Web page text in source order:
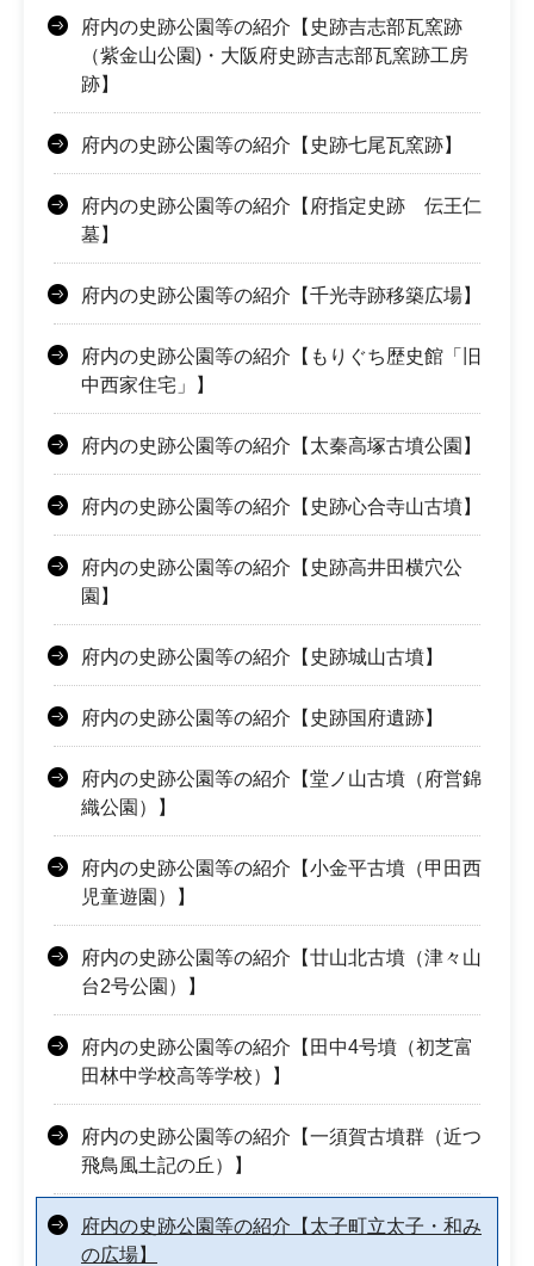
府内の史跡公園等の紹介【史跡吉志部瓦窯跡
（紫金山公園)・大阪府史跡吉志部瓦窯跡工房
跡】
府内の史跡公園等の紹介【史跡七尾瓦窯跡】
府内の史跡公園等の紹介【府指定史跡 伝王仁
墓】
府内の史跡公園等の紹介【千光寺跡移築広場】
府内の史跡公園等の紹介【もりぐち歴史館「旧
中西家住宅」】
府内の史跡公園等の紹介【太秦高塚古墳公園】
府内の史跡公園等の紹介【史跡心合寺山古墳】
府内の史跡公園等の紹介【史跡高井田横穴公
園】
府内の史跡公園等の紹介【史跡城山古墳】
府内の史跡公園等の紹介【史跡国府遺跡】
府内の史跡公園等の紹介【堂ノ山古墳（府営錦
織公園）】
府内の史跡公園等の紹介【小金平古墳（甲田西
児童遊園）】
府内の史跡公園等の紹介【廿山北古墳（津々山
台2号公園）】
府内の史跡公園等の紹介【田中4号墳（初芝富
田林中学校高等学校）】
府内の史跡公園等の紹介【一須賀古墳群（近つ
飛鳥風土記の丘）】
府内の史跡公園等の紹介【太子町立太子・和み
の広場】